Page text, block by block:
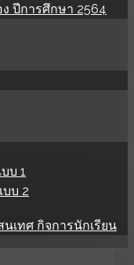
ปีการศึกษา 2564
บ 1
บบ 2
นเทศ กิจการนักเรียน